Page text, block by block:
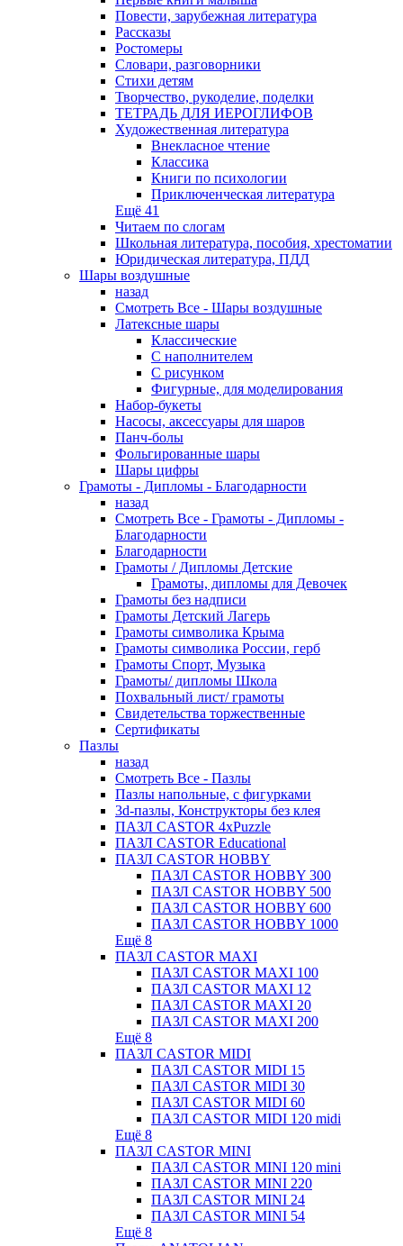
Повести, зарубежная литература
Рассказы
Ростомеры
Словари, разговорники
Стихи детям
Творчество, рукоделие, поделки
ТЕТРАДЬ ДЛЯ ИЕРОГЛИФОВ
Художественная литература
Внекласное чтение
Классика
Книги по психологии
Приключенческая литература
Ещё 41
Читаем по слогам
Школьная литература, пособия, хрестоматии
Юридическая литература, ПДД
Шары воздушные
назад
Смотреть Все - Шары воздушные
Латексные шары
Классические
С наполнителем
С рисунком
Фигурные, для моделирования
Набор-букеты
Насосы, аксессуары для шаров
Панч-болы
Фольгированные шары
Шары цифры
Грамоты - Дипломы - Благодарности
назад
Смотреть Все - Грамоты - Дипломы -
Благодарности
Благодарности
Грамоты / Дипломы Детские
Грамоты, дипломы для Девочек
Грамоты без надписи
Грамоты Детский Лагерь
Грамоты символика Крыма
Грамоты символика России, герб
Грамоты Спорт, Музыка
Грамоты/ дипломы Школа
Похвальный лист/ грамоты
Свидетельства торжественные
Сертификаты
Пазлы
назад
Смотреть Все - Пазлы
Пазлы напольные, с фигурками
3d-пазлы, Конструкторы без клея
ПАЗЛ CASTOR 4xPuzzle
ПАЗЛ CASTOR Educational
ПАЗЛ CASTOR HOBBY
ПАЗЛ CASTOR HOBBY 300
ПАЗЛ CASTOR HOBBY 500
ПАЗЛ CASTOR HOBBY 600
ПАЗЛ CASTOR HOBBY 1000
Ещё 8
ПАЗЛ CASTOR MAXI
ПАЗЛ CASTOR MAXI 100
ПАЗЛ CASTOR MAXI 12
ПАЗЛ CASTOR MAXI 20
ПАЗЛ CASTOR MAXI 200
Ещё 8
ПАЗЛ CASTOR MIDI
ПАЗЛ CASTOR MIDI 15
ПАЗЛ CASTOR MIDI 30
ПАЗЛ CASTOR MIDI 60
ПАЗЛ CASTOR MIDI 120 midi
Ещё 8
ПАЗЛ CASTOR MINI
ПАЗЛ CASTOR MINI 120 mini
ПАЗЛ CASTOR MINI 220
ПАЗЛ CASTOR MINI 24
ПАЗЛ CASTOR MINI 54
Ещё 8